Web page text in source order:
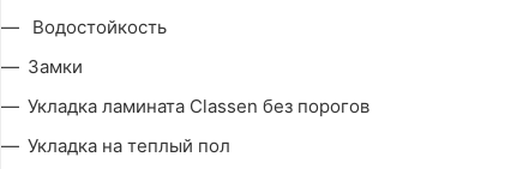
Водостойкость
Замки
Укладка ламината Classen без порогов
Укладка на теплый пол